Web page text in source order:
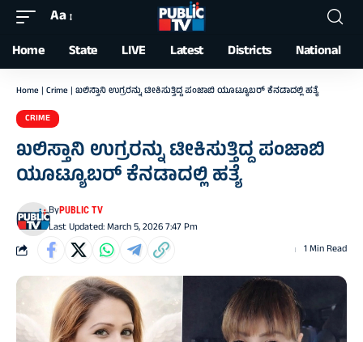
Font
Resizer
Aa
Home State LIVE Latest Districts National
Home | Crime | ಖಲಿಸ್ತಾನಿ ಉಗ್ರರನ್ನು ಟೀಕಿಸುತ್ತಿದ್ದ ಪಂಜಾಬಿ ಯೂಟ್ಯೂಬರ್​ ಕೆನಡಾದಲ್ಲಿ ಹತ್ಯೆ
CRIME
ಖಲಿಸ್ತಾನಿ ಉಗ್ರರನ್ನು ಟೀಕಿಸುತ್ತಿದ್ದ ಪಂಜಾಬಿ
ಯೂಟ್ಯೂಬರ್​ ಕೆನಡಾದಲ್ಲಿ ಹತ್ಯೆ
Last Updated: March 5, 2026 7:47 Pm
ByPUBLIC TV
1 Min Read